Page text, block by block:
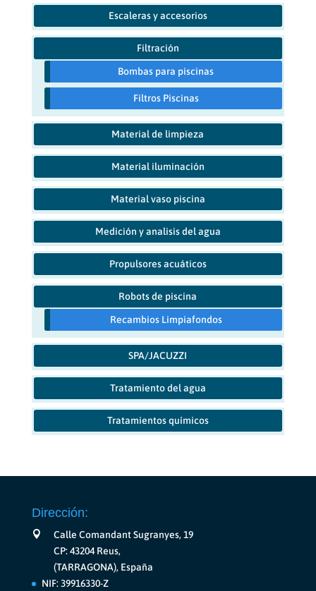
Escaleras y accesorios
Filtración
Bombas para piscinas
Filtros Piscinas
Material de limpieza
Material iluminación
Material vaso piscina
Medición y analisis del agua
Propulsores acuáticos
Robots de piscina
Recambios Limpiafondos
SPA/JACUZZI
Tratamiento del agua
Tratamientos químicos
Dirección:
Calle Comandant Sugranyes, 19
CP: 43204 Reus,
(TARRAGONA), España
NIF: 39916330-Z